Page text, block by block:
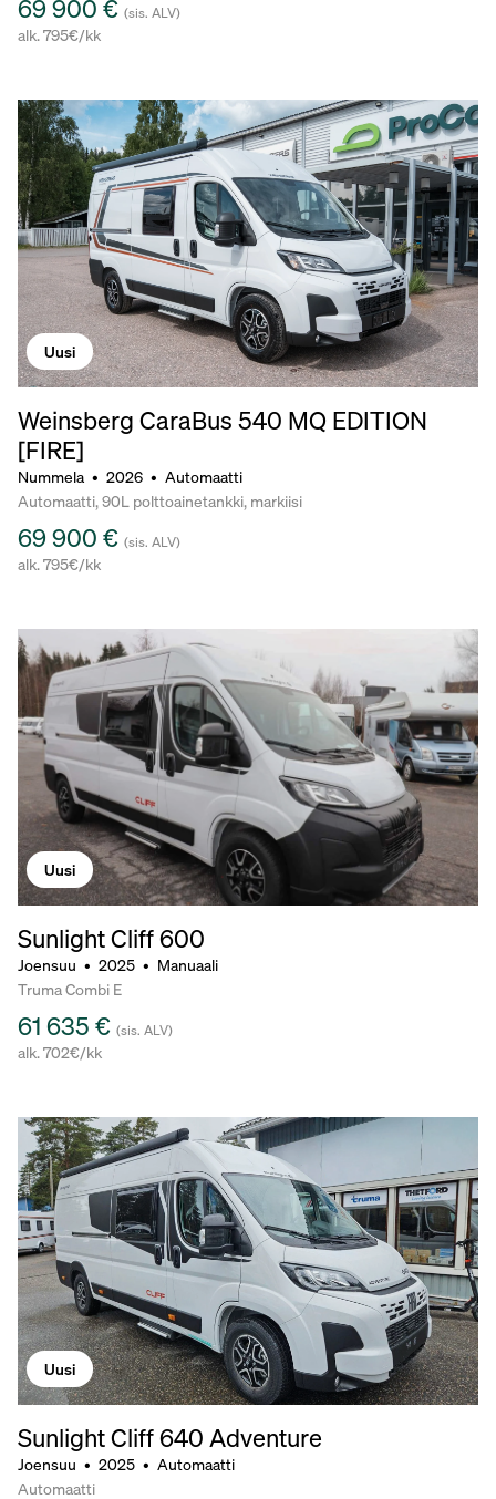
69 900 € (sis. ALV)
alk. 795€/kk
Uusi
Weinsberg CaraBus 540 MQ EDITION
[FIRE]
Nummela • 2026 • Automaatti
Automaatti, 90L polttoainetankki, markiisi
69 900 € (sis. ALV)
alk. 795€/kk
Uusi
Sunlight Cliff 600
Joensuu • 2025 • Manuaali
Truma Combi E
61 635 € (sis. ALV)
alk. 702€/kk
Uusi
Sunlight Cliff 640 Adventure
Joensuu • 2025 • Automaatti
Automaatti